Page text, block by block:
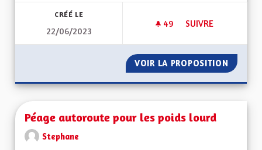
CRÉÉ LE
22/06/2023
49 49 ABONNÉS
SUIVRE
VOIR LA PROPOSITION
Péage autoroute pour les poids lourd
Stephane